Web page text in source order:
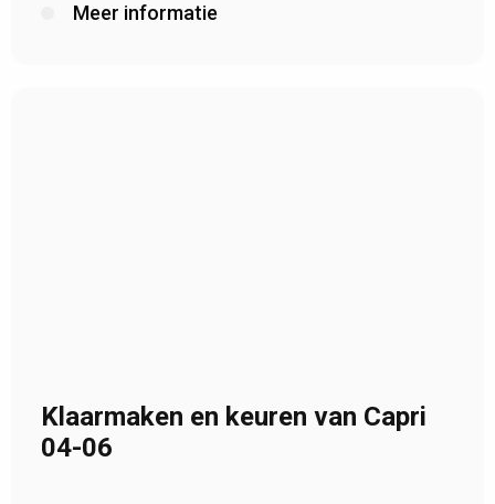
Meer informatie
Klaarmaken en keuren van Capri
04-06